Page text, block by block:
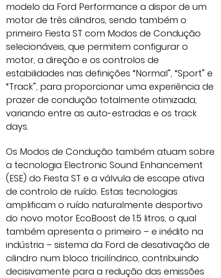
modelo da Ford Performance a dispor de um
motor de três cilindros, sendo também o
primeiro Fiesta ST com Modos de Condução
selecionáveis, que permitem configurar o
motor, a direção e os controlos de
estabilidades nas definições “Normal”, “Sport” e
“Track”, para proporcionar uma experiência de
prazer de condução totalmente otimizada,
variando entre as auto-estradas e os track
days.
Os Modos de Condução também atuam sobre
a tecnologia Electronic Sound Enhancement
(ESE) do Fiesta ST e a válvula de escape ativa
de controlo de ruído. Estas tecnologias
amplificam o ruído naturalmente desportivo
do novo motor EcoBoost de 1.5 litros, o qual
também apresenta o primeiro – e inédito na
indústria – sistema da Ford de desativação de
cilindro num bloco tricilíndrico, contribuindo
decisivamente para a redução das emissões